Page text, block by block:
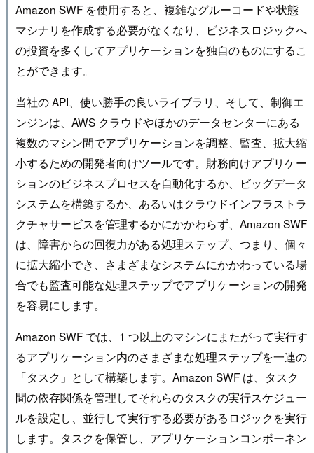
Amazon SWF を使用すると、複雑なグルーコードや状態
マシナリを作成する必要がなくなり、ビジネスロジックへ
の投資を多くしてアプリケーションを独自のものにするこ
とができます。
当社の API、使い勝手の良いライブラリ、そして、制御エ
ンジンは、AWS クラウドやほかのデータセンターにある
複数のマシン間でアプリケーションを調整、監査、拡大縮
小するための開発者向けツールです。財務向けアプリケー
ションのビジネスプロセスを自動化するか、ビッグデータ
システムを構築するか、あるいはクラウドインフラストラ
クチャサービスを管理するかにかかわらず、Amazon SWF
は、障害からの回復力がある処理ステップ、つまり、個々
に拡大縮小でき、さまざまなシステムにかかわっている場
合でも監査可能な処理ステップでアプリケーションの開発
を容易にします。
Amazon SWF では、1 つ以上のマシンにまたがって実行す
るアプリケーション内のさまざまな処理ステップを一連の
「タスク」として構築します。Amazon SWF は、タスク
間の依存関係を管理してそれらのタスクの実行スケジュー
ルを設定し、並行して実行する必要があるロジックを実行
します。タスクを保管し、アプリケーションコンポーネン